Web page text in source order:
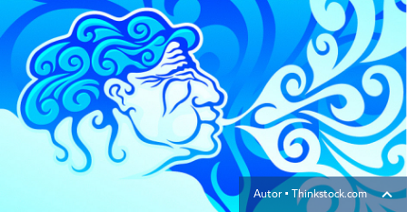
Autor ▪ Thinkstock.com